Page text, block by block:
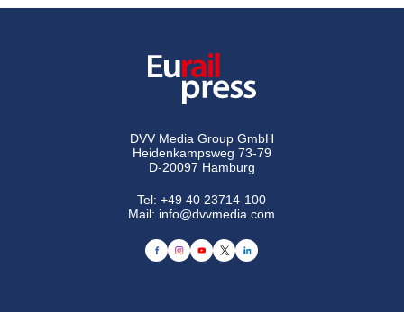
DVV Media Group GmbH
Heidenkampsweg 73-79
D-20097 Hamburg
Tel:+49 40 23714-100
Mail: info@dvvmedia.com